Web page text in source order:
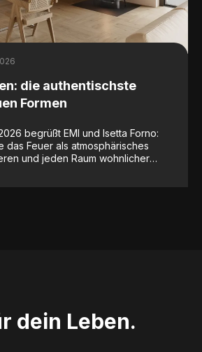
die authentischste
Formen
begrüßt EMI und Isetta Forno:
das Feuer als atmosphärisches
und jeden Raum wohnlicher
dein Leben.